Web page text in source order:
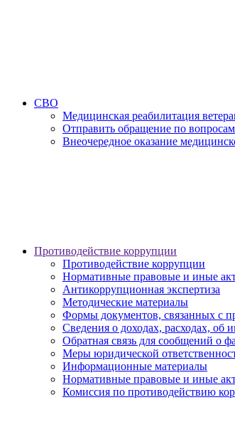
СВО
Медицинская реабилитация
Отправить обращение по
Внеочередное оказание
Противодействие коррупции
Противодействие коррупции
Нормативные правовые и иные
Антикоррупционная экспертиза
Методические материалы
Формы документов, связанных с
Сведения о доходах, расходах, об
Обратная связь для сообщений о
Меры юридической
Информационные материалы
Нормативные правовые и иные
Комиссия по противодействию